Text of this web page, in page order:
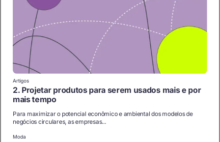
Artigos
2. Projetar produtos para serem usados mais e por
mais tempo
Para maximizar o potencial econômico e ambiental dos modelos de
negócios circulares, as empresas...
Moda